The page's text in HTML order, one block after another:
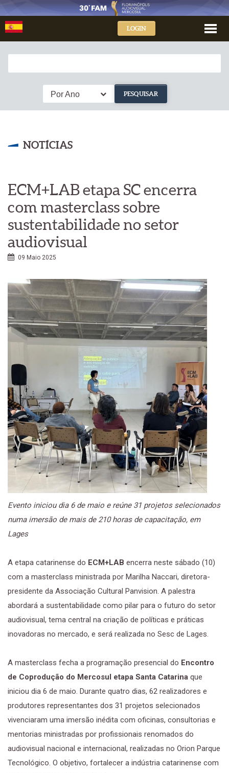
LOGIN
Por Ano PESQUISAR
NOTÍCIAS
ECM+LAB etapa SC encerra
com masterclass sobre
sustentabilidade no setor
audiovisual
09 Maio 2025
Evento iniciou dia 6 de maio e reúne 31 projetos selecionados
numa imersão de mais de 210 horas de capacitação, em
Lages
A etapa catarinense do ECM+LAB encerra neste sábado (10)
com a masterclass ministrada por Marilha Naccari, diretora-
presidente da Associação Cultural Panvision. A palestra
abordará a sustentabilidade como pilar para o futuro do setor
audiovisual, tema central na criação de políticas e práticas
inovadoras no mercado, e será realizada no Sesc de Lages.
A masterclass fecha a programação presencial do Encontro
de Coprodução do Mercosul etapa Santa Catarina que
iniciou dia 6 de maio. Durante quatro dias, 62 realizadores e
produtores representantes dos 31 projetos selecionados
vivenciaram uma imersão inédita com oficinas, consultorias e
mentorias ministradas por profissionais renomados do
audiovisual nacional e internacional, realizadas no Orion Parque
Tecnológico. O objetivo, fortalecer a indústria catarinense com